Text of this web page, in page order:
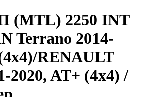
(MTL) 2250 INT
Terrano 2014-
RENAULT
2020, AT+ (4x4) /